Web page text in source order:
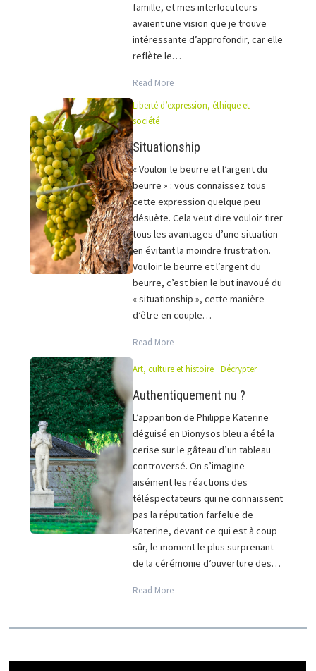
famille, et mes interlocuteurs
avaient une vision que je trouve
intéressante d’approfondir, car elle
reflète le…
Read More
Liberté d’expression, éthique et
société
Situationship
« Vouloir le beurre et l’argent du
beurre » : vous connaissez tous
cette expression quelque peu
désuète. Cela veut dire vouloir tirer
tous les avantages d’une situation
en évitant la moindre frustration.
Vouloir le beurre et l’argent du
beurre, c’est bien le but inavoué du
« situationship », cette manière
d’être en couple…
Read More
Art, culture et histoire Décrypter
Authentiquement nu ?
L’apparition de Philippe Katerine
déguisé en Dionysos bleu a été la
cerise sur le gâteau d’un tableau
controversé. On s’imagine
aisément les réactions des
téléspectateurs qui ne connaissent
pas la réputation farfelue de
Katerine, devant ce qui est à coup
sûr, le moment le plus surprenant
de la cérémonie d’ouverture des…
Read More